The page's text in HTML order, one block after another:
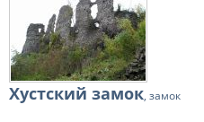
Хустский замок, замок